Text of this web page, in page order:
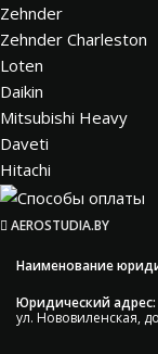
Zehnder
Zehnder Charleston
Loten
Daikin
Mitsubishi Heavy
Daveti
Hitachi
AEROSTUDIA.BY
Наименование
Юридический адрес:
ул. Нововиленская,